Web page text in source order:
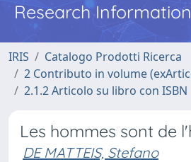
Research
IRIS
Catalogo Prodotti Ricerca
2 Contributo in volume
2.1.2 Articolo su libro con ISBN
Les hommes sont de
DE MATTEIS, Stefano